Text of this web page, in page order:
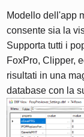
Modello dell'app
consente sia la
Supporta tutti i
FoxPro, Clipper,
risultati in una
database con la